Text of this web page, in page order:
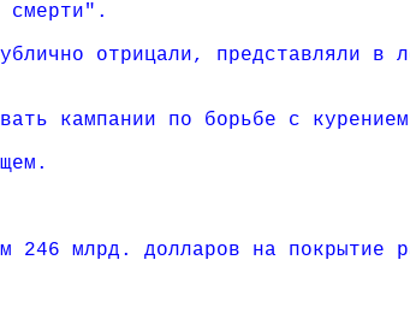
смерти".
отрицали, представляли в
кампании по борьбе с
246 млрд. долларов на покрытие